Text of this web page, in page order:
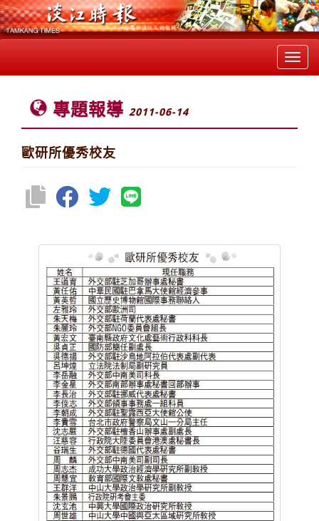
專題報導 2011-06-14
歐研所優秀校友